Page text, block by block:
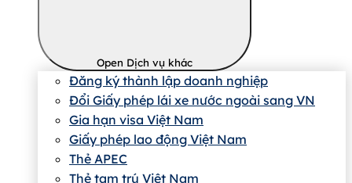
Open Dịch vụ khác
Đăng ký thành lập doanh nghiệp
Đổi Giấy phép lái xe nước ngoài sang VN
Gia hạn visa Việt Nam
Giấy phép lao động Việt Nam
Thẻ APEC
Thẻ tạm trú Việt Nam